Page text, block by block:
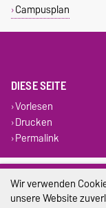
Campusplan
DIESE SEITE
Vorlesen
Drucken
Permalink
Wir verwenden
unsere Website